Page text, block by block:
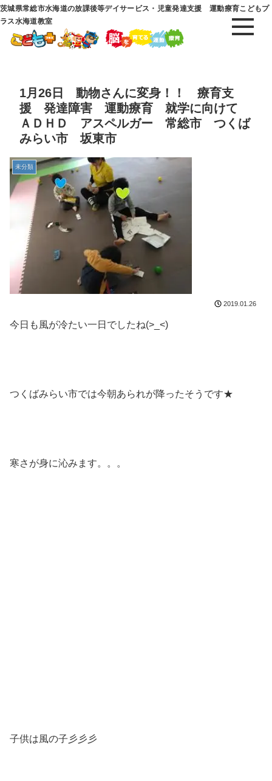
茨城県常総市水海道の放課後等デイサービス・児童発達支援 運動療育こどもプ
ラス水海道教室
1月26日 動物さんに変身！！ 療育支
援 発達障害 運動療育 就学に向けて
ＡＤＨＤ アスペルガー 常総市 つくば
みらい市 坂東市
未分類
2019.01.26
今日も風が冷たい一日でしたね(>_<)
つくばみらい市では今朝あられが降ったそうです★
寒さが身に沁みます。。。
子供は風の子彡彡彡